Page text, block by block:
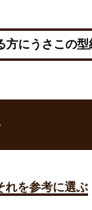
にうさこの型
れを参考に選ぶ